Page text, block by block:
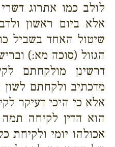
לולב כמו אתרוג
אלא ביום ראשון
שיטול האחד בשביל
הגזול (סוכה מא:)
דרשינן מולקחתם
מדכתיב ולקחתם
אלא כי היכי דעיקר
הוא הדין לקיחה
אכולהו יומי ולקיחת